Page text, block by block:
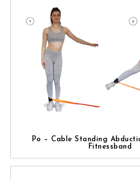
Po – Cable Standing
Fitnessband